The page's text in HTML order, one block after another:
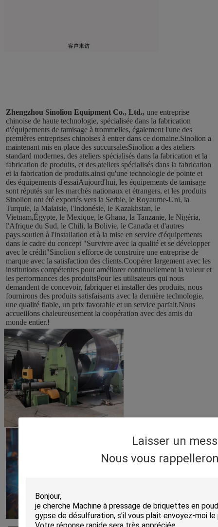
Laisser un
Nous vous
Zhengzhou Sinolion Equipment Co., Ltd., une entreprise
chinoise de haute technologie, spécialisée dans la fabrication
d'équipements de tamisage à trommelles, également l'une des
premières entreprises chinoises à entrer dans ce domaine.Sinolion a
maintenant mis en place des succursalesSinolion a des ateliers
standard modernes, des ateliers spécialisés dans la fabrication et la
fabrication de produits, et des ateliers spécialisés dans la fabrication
et la fabrication de produits.ainsi qu'une technologie de pointe et
des équipements d'essaiAujourd'hui, les équipements de tamisage
sont réputés sur les marchés nationaux et étrangers, et les produits
Sinolion ont été exportés vers la Serbie, le Royaume-Uni, la
Turquie, la Malaisie, l'Indonésie, le Kazakhstan, le
Vietnam,Égypte, le Mexique, le Ghana, la Tanzanie, le Nigéria,
l'Afrique du Sud, le Chili, la Bolivie, le Canada et d'autres
pays.soutien à l'installation et à la mise en service d'équipements
dans le cadre du concept "Survivre avec la qualité et se développer
avec le crédit"Sinolion s'efforce de construire une entreprise de
marque avec la satisfaction des clients.Coopérer largement avec les
institutions compétentes pour améliorer continuellement la valeur et
les performances des produitsPour les utilisateurs qui nous
demandent de concevoir, fabriquer et installer des produits, nous
fournirons des produits satisfaisants avec la dernière technologie,
une qualité fiable, un prix favorable et un service parfait.Nous
accueillons chaleureusement la coopération avec des amis du
monde entier.!